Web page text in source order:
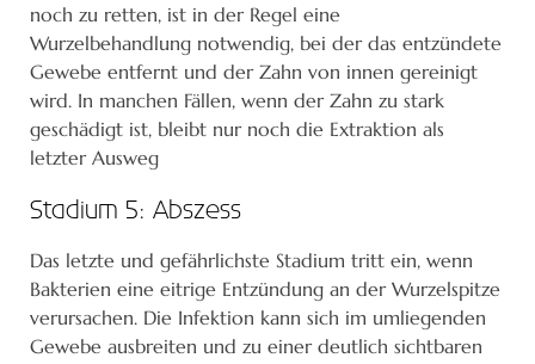
noch zu retten, ist in der Regel eine
Wurzelbehandlung notwendig, bei der das entzündete
Gewebe entfernt und der Zahn von innen gereinigt
wird. In manchen Fällen, wenn der Zahn zu stark
geschädigt ist, bleibt nur noch die Extraktion als
letzter Ausweg
Stadium 5: Abszess
Das letzte und gefährlichste Stadium tritt ein, wenn
Bakterien eine eitrige Entzündung an der Wurzelspitze
verursachen. Die Infektion kann sich im umliegenden
Gewebe ausbreiten und zu einer deutlich sichtbaren